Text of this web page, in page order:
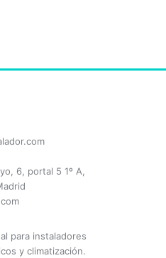
6, portal 5 1º A,
para instaladores
y climatización.